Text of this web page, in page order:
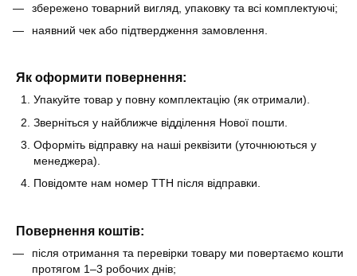
збережено товарний вигляд, упаковку та всі комплектуючі;
наявний чек або підтвердження замовлення.
Як оформити повернення:
Упакуйте товар у повну комплектацію (як отримали).
Зверніться у найближче відділення Нової пошти.
Оформіть відправку на наші реквізити (уточнюються у
менеджера).
Повідомте нам номер ТТН після відправки.
Повернення коштів:
після отримання та перевірки товару ми повертаємо кошти
протягом 1–3 робочих днів;